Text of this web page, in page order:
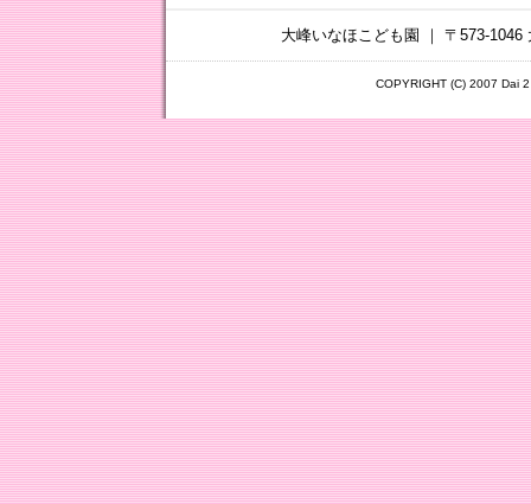
大峰いなほこども園 ｜ 〒573-
COPYRIGHT (C) 2007 Dai